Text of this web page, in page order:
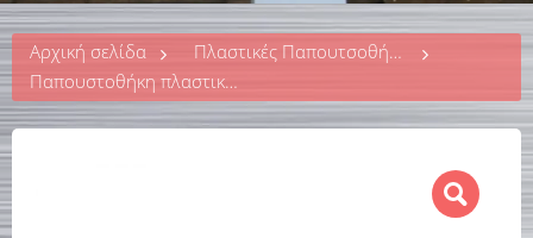
Αρχική σελίδα
Πλαστικές Παπουτσοθήκες
Παπουστοθήκη πλαστική Φαίδρα 96x36x44